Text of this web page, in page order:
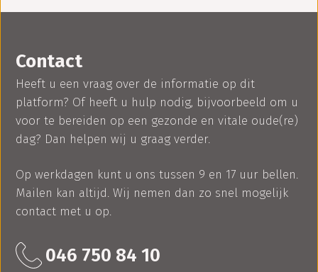
Contact
Heeft u een vraag over de informatie op dit
platform? Of heeft u hulp nodig, bijvoorbeeld om u
voor te bereiden op een gezonde en vitale oude(re)
dag? Dan helpen wij u graag verder.
Op werkdagen kunt u ons tussen 9 en 17 uur bellen.
Mailen kan altijd. Wij nemen dan zo snel mogelijk
contact met u op.
046 750 84 10